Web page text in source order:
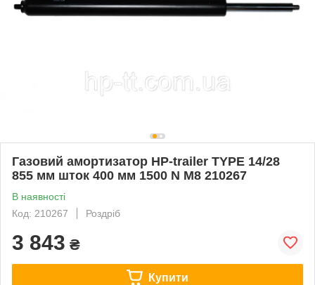
Газовий амортизатор HP-trailer TYPE 14/28
855 мм шток 400 мм 1500 N М8 210267
В наявності
Код: 210267
Роздріб
3 843 ₴
Купити